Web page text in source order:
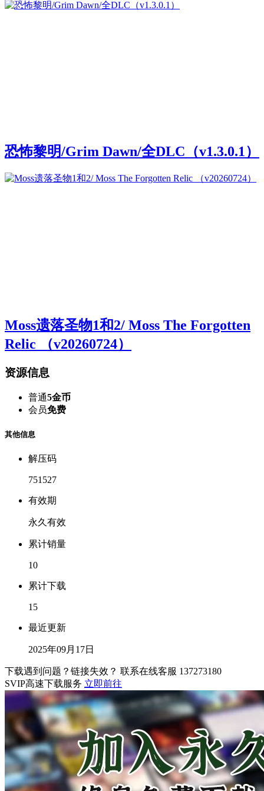
恐怖黎明/Grim Dawn/全DLC（v1.3.0.1）
Moss遗落圣物1和2/ Moss The Forgotten
Relic （v20260724）
资源信息
普通5金币
会员免费
其他信息
解压码
751527
有效期
永久有效
累计销量
10
累计下载
15
最近更新
2025年09月17日
下载遇到问题？链接失效？ 联系在线客服 137273180
SVIP高速下载服务 立即前往